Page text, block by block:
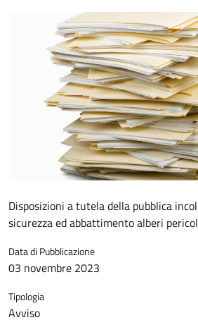
Disposizioni a tutela della pubblica
sicurezza ed abbattimento alberi
Data di Pubblicazione
03 novembre 2023
Tipologia
Avviso